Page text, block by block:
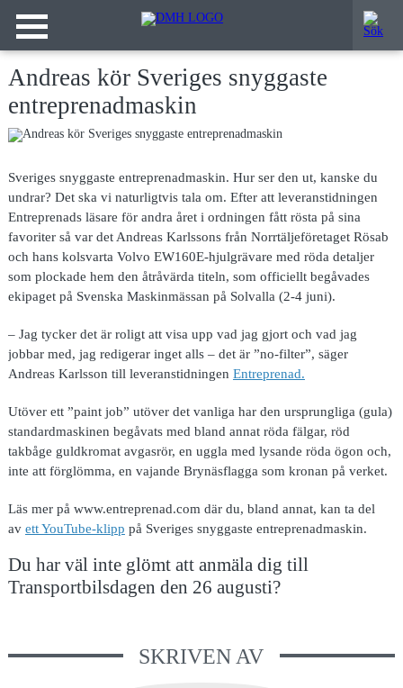
Andreas kör Sveriges snyggaste
entreprenadmaskin
Sveriges snyggaste entreprenadmaskin. Hur ser den ut, kanske du
undrar? Det ska vi naturligtvis tala om. Efter att leveranstidningen
Entreprenads läsare för andra året i ordningen fått rösta på sina
favoriter så var det Andreas Karlssons från Norrtäljeföretaget Rösab
och hans kolsvarta Volvo EW160E-hjulgrävare med röda detaljer
som plockade hem den åtråvärda titeln, som officiellt begåvades
ekipaget på Svenska Maskinmässan på Solvalla (2-4 juni).
– Jag tycker det är roligt att visa upp vad jag gjort och vad jag
jobbar med, jag redigerar inget alls – det är ”no-filter”, säger
Andreas Karlsson till leveranstidningen Entreprenad.
Utöver ett ”paint job” utöver det vanliga har den ursprungliga (gula)
standardmaskinen begåvats med bland annat röda fälgar, röd
takbåge guldkromat avgasrör, en uggla med lysande röda ögon och,
inte att förglömma, en vajande Brynäsflagga som kronan på verket.
Läs mer på www.entreprenad.com där du, bland annat, kan ta del
av ett YouTube-klipp på Sveriges snyggaste entreprenadmaskin.
Du har väl inte glömt att anmäla dig till
Transportbilsdagen den 26 augusti?
SKRIVEN AV